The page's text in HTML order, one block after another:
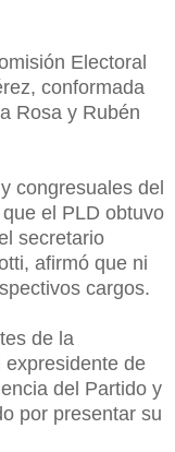
Electoral
conformada
Rosa y Rubén
congresuales del
el PLD obtuvo
secretario
afirmó que ni
cargos.
de la
de
del Partido y
por presentar su